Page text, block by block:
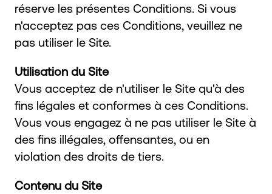
réserve les présentes Conditions. Si vous
n'acceptez pas ces Conditions, veuillez ne
pas utiliser le Site.
Utilisation du Site
Vous acceptez de n'utiliser le Site qu'à des
fins légales et conformes à ces Conditions.
Vous vous engagez à ne pas utiliser le Site à
des fins illégales, offensantes, ou en
violation des droits de tiers.
Contenu du Site